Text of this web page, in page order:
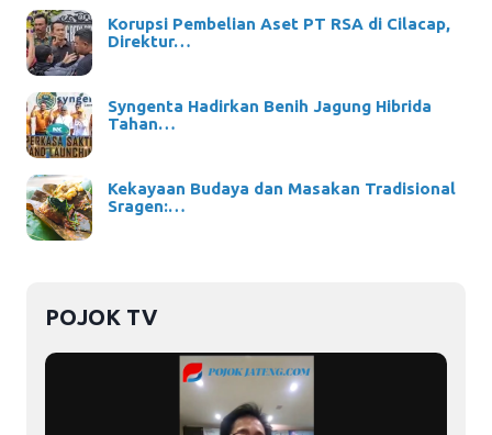
Korupsi Pembelian Aset PT RSA di Cilacap,
Direktur…
Syngenta Hadirkan Benih Jagung Hibrida
Tahan…
Kekayaan Budaya dan Masakan Tradisional
Sragen:…
POJOK TV